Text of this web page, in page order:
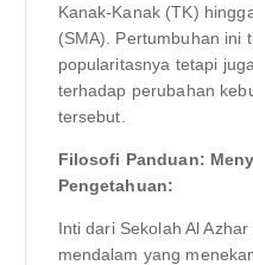
Kanak-Kanak (TK)
(SMA). Pertumbuhan ini
popularitasnya tetapi
terhadap perubahan
tersebut.
Filosofi Panduan:
Pengetahuan:
Inti dari Sekolah Al
mendalam yang